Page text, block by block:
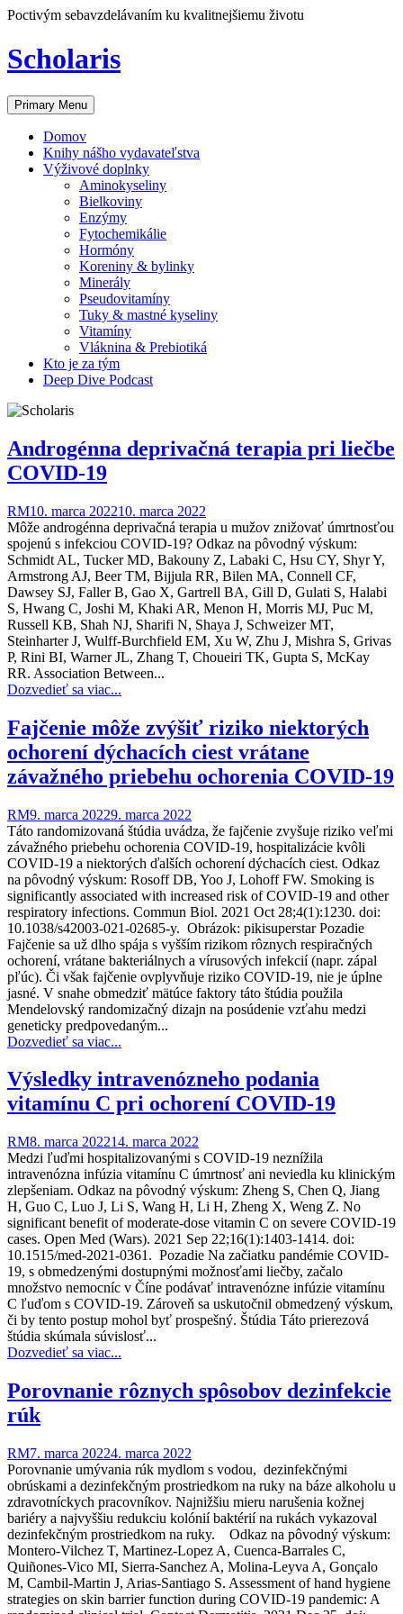
Skip
content
Poctivým sebavzdelávaním ku kvalitnejšiemu životu
Scholaris
Primary Menu
Domov
Knihy nášho vydavateľstva
Výživové doplnky
Aminokyseliny
Bielkoviny
Enzýmy
Fytochemikálie
Hormóny
Koreniny & bylinky
Minerály
Pseudovitamíny
Tuky & mastné kyseliny
Vitamíny
Vláknina & Prebiotiká
Kto je za tým
Deep Dive Podcast
Androgénna deprivačná terapia pri liečbe
COVID-19
RM10. marca 202210. marca 2022
Môže androgénna deprivačná terapia u mužov znižovať úmrtnosťou
spojenú s infekciou COVID-19? Odkaz na pôvodný výskum:
Schmidt AL, Tucker MD, Bakouny Z, Labaki C, Hsu CY, Shyr Y,
Armstrong AJ, Beer TM, Bijjula RR, Bilen MA, Connell CF,
Dawsey SJ, Faller B, Gao X, Gartrell BA, Gill D, Gulati S, Halabi
S, Hwang C, Joshi M, Khaki AR, Menon H, Morris MJ, Puc M,
Russell KB, Shah NJ, Sharifi N, Shaya J, Schweizer MT,
Steinharter J, Wulff-Burchfield EM, Xu W, Zhu J, Mishra S, Grivas
P, Rini BI, Warner JL, Zhang T, Choueiri TK, Gupta S, McKay
RR. Association Between...
Dozvedieť sa viac...
Fajčenie môže zvýšiť riziko niektorých
ochorení dýchacích ciest vrátane
závažného priebehu ochorenia COVID-19
RM9. marca 20229. marca 2022
Táto randomizovaná štúdia uvádza, že fajčenie zvyšuje riziko veľmi
závažného priebehu ochorenia COVID-19, hospitalizácie kvôli
COVID-19 a niektorých ďalších ochorení dýchacích ciest. Odkaz
na pôvodný výskum: Rosoff DB, Yoo J, Lohoff FW. Smoking is
significantly associated with increased risk of COVID-19 and other
respiratory infections. Commun Biol. 2021 Oct 28;4(1):1230. doi:
10.1038/s42003-021-02685-y. Obrázok: pikisuperstar Pozadie
Fajčenie sa už dlho spája s vyšším rizikom rôznych respiračných
ochorení, vrátane bakteriálnych a vírusových infekcií (napr. zápal
pľúc). Či však fajčenie ovplyvňuje riziko COVID-19, nie je úplne
jasné. V snahe obmedziť mätúce faktory táto štúdia použila
Mendelovský randomizačný dizajn na posúdenie vzťahu medzi
geneticky predpovedaným...
Dozvedieť sa viac...
Výsledky intravenózneho podania
vitamínu C pri ochorení COVID-19
RM8. marca 202214. marca 2022
Medzi ľuďmi hospitalizovanými s COVID-19 neznížila
intravenózna infúzia vitamínu C úmrtnosť ani neviedla ku klinickým
zlepšeniam. Odkaz na pôvodný výskum: Zheng S, Chen Q, Jiang
H, Guo C, Luo J, Li S, Wang H, Li H, Zheng X, Weng Z. No
significant benefit of moderate-dose vitamin C on severe COVID-19
cases. Open Med (Wars). 2021 Sep 22;16(1):1403-1414. doi:
10.1515/med-2021-0361. Pozadie Na začiatku pandémie COVID-
19, s obmedzenými dostupnými možnosťami liečby, začalo
množstvo nemocníc v Číne podávať intravenózne infúzie vitamínu
C ľuďom s COVID-19. Zároveň sa uskutočnil obmedzený výskum,
či by tento postup mohol byť prospešný. Štúdia Táto prierezová
štúdia skúmala súvislosť...
Dozvedieť sa viac...
Porovnanie rôznych spôsobov dezinfekcie
rúk
RM7. marca 20224. marca 2022
Porovnanie umývania rúk mydlom s vodou, dezinfekčnými
obrúskami a dezinfekčným prostriedkom na ruky na báze alkoholu u
zdravotníckych pracovníkov. Najnižšiu mieru narušenia kožnej
bariéry a najvyššiu redukciu kolónií baktérií na rukách vykazoval
dezinfekčným prostriedkom na ruky. Odkaz na pôvodný výskum:
Montero-Vilchez T, Martinez-Lopez A, Cuenca-Barrales C,
Quiñones-Vico MI, Sierra-Sanchez A, Molina-Leyva A, Gonçalo
M, Cambil-Martin J, Arias-Santiago S. Assessment of hand hygiene
strategies on skin barrier function during COVID-19 pandemic: A